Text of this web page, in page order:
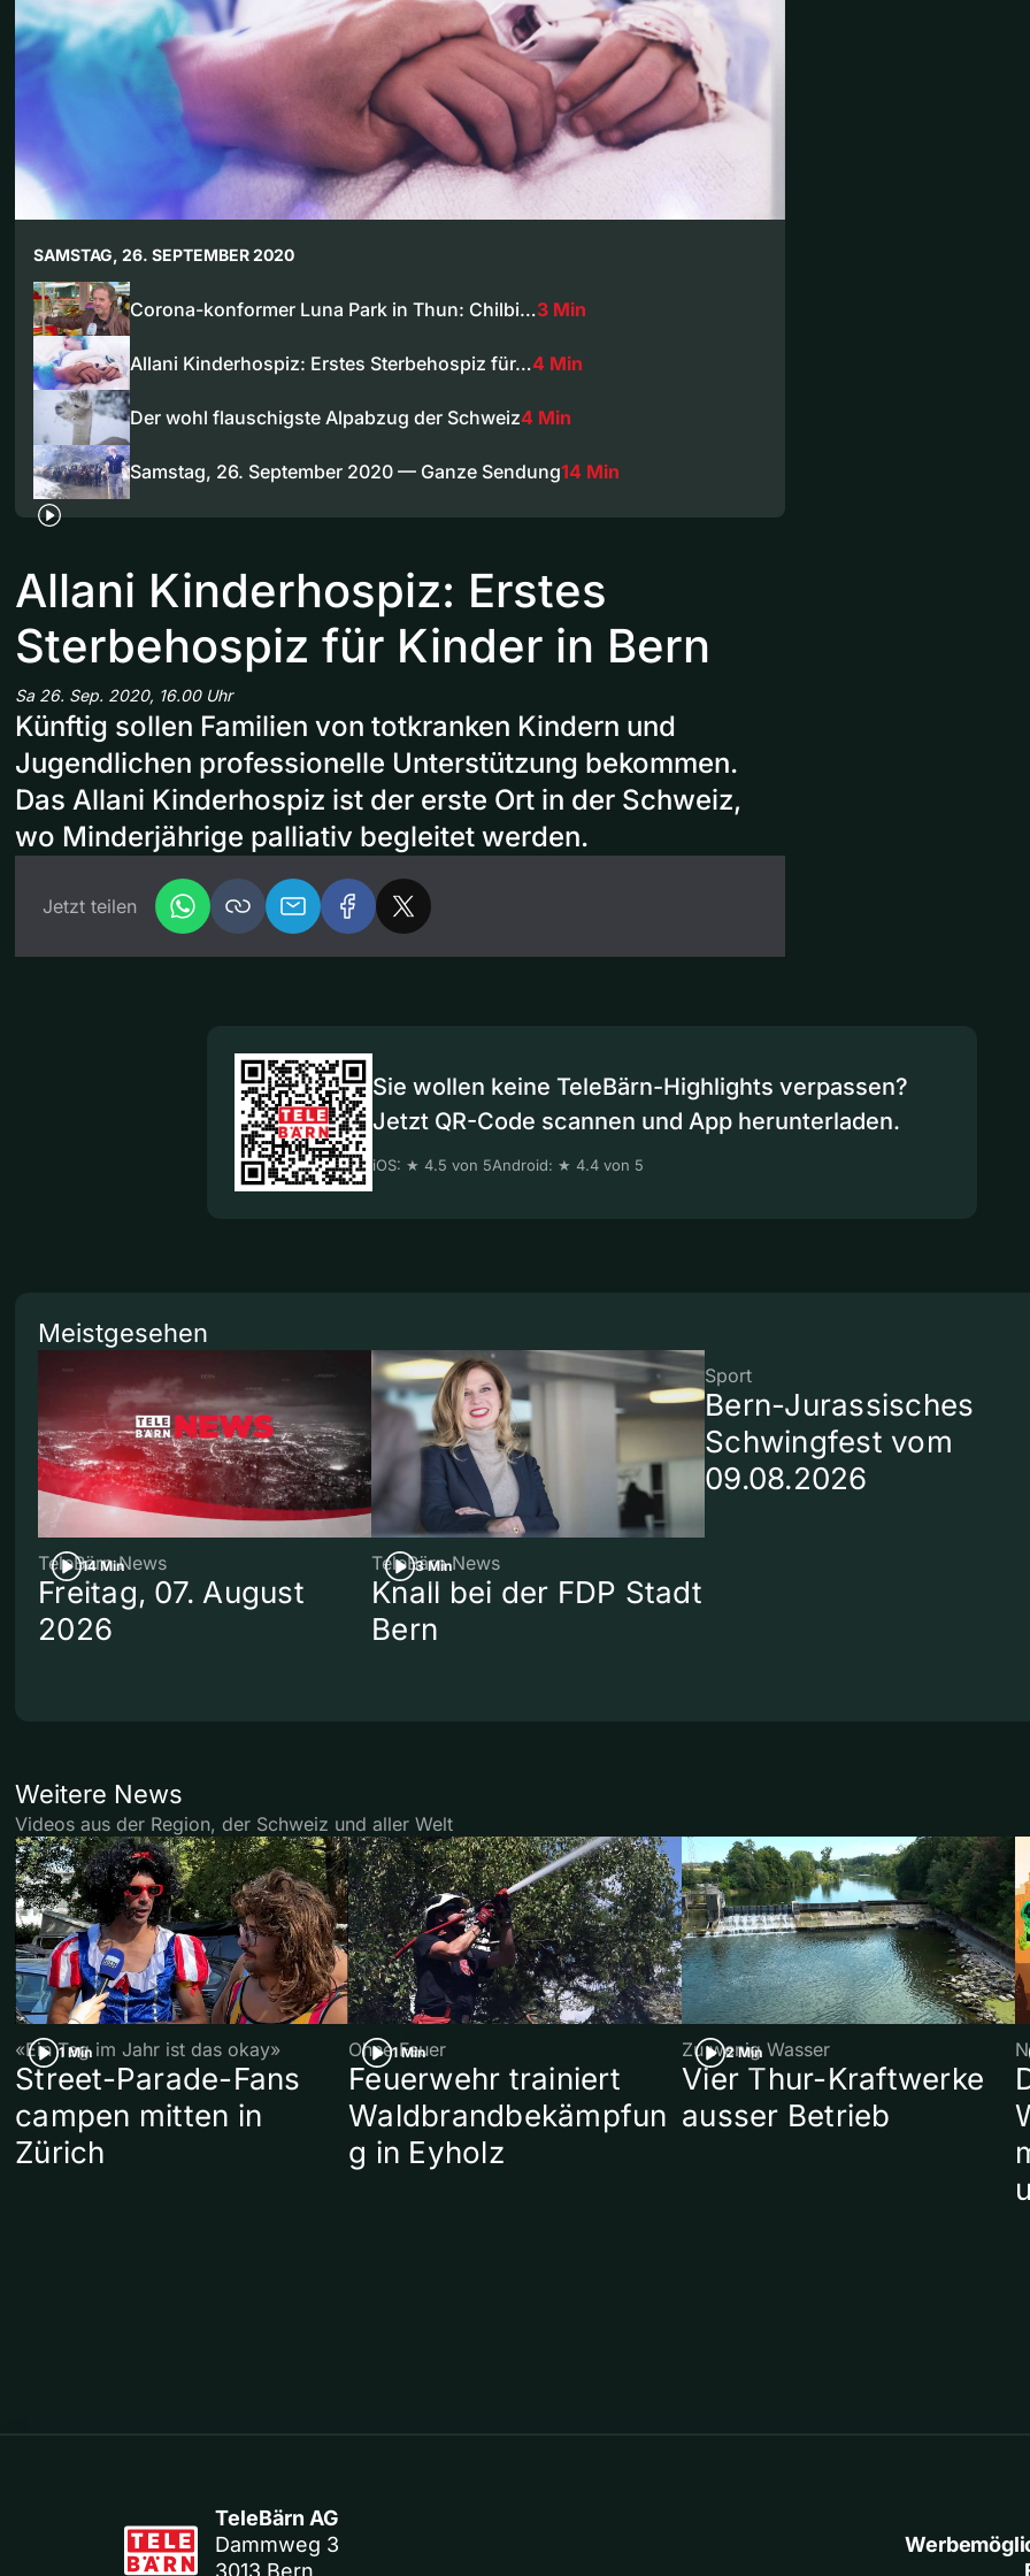
SAMSTAG, 26. SEPTEMBER 2020
Corona-konformer Luna Park in Thun: Chilbi…3 Min
Allani Kinderhospiz: Erstes Sterbehospiz für…4 Min
Der wohl flauschigste Alpabzug der Schweiz4 Min
Samstag, 26. September 2020 — Ganze Sendung14 Min
Allani Kinderhospiz: Erstes
Sterbehospiz für Kinder in Bern
Sa 26. Sep. 2020, 16.00 Uhr
Künftig sollen Familien von totkranken Kindern und
Jugendlichen professionelle Unterstützung bekommen.
Das Allani Kinderhospiz ist der erste Ort in der Schweiz,
wo Minderjährige palliativ begleitet werden.
Jetzt teilen
Sie wollen keine TeleBärn-Highlights verpassen?
Jetzt QR-Code scannen und App herunterladen.
iOS: ★ 4.5 von 5Android: ★ 4.4 von 5
Meistgesehen
14 Min
TeleBärn News
Freitag, 07. August
2026
3 Min
TeleBärn News
Knall bei der FDP Stadt
Bern
Sport
Bern-Jurassisches
Schwingfest vom
09.08.2026
Weitere News
Videos aus der Region, der Schweiz und aller Welt
1 Min
«Ein Tag im Jahr ist das okay»
Street-Parade-Fans
campen mitten in
Zürich
1 Min
Ohne Feuer
Feuerwehr trainiert
Waldbrandbekämpfun
g in Eyholz
2 Min
Zu wenig Wasser
Vier Thur-Kraftwerke
ausser Betrieb
TeleBärn AG
Dammweg 3
3013 Bern